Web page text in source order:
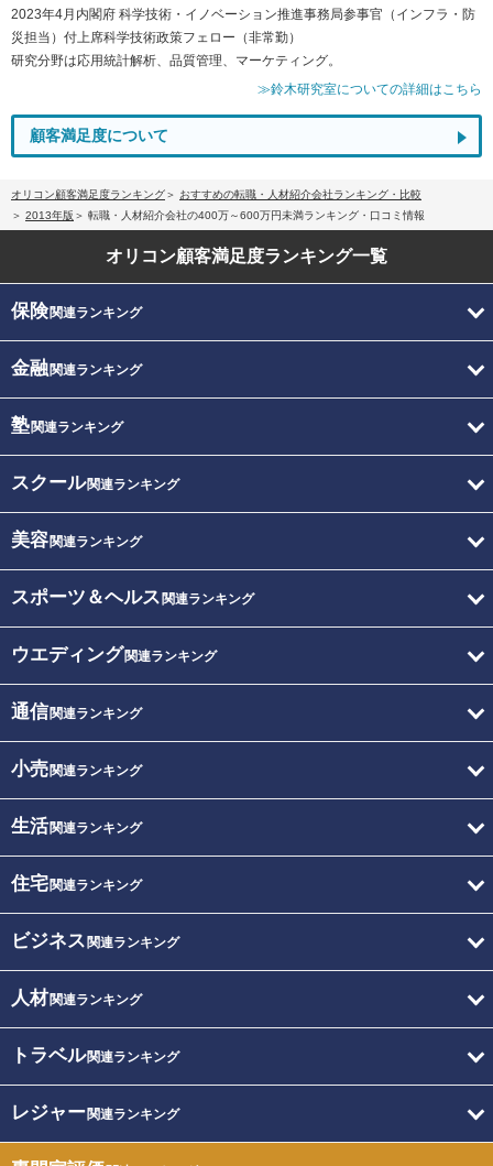
2023年4月内閣府 科学技術・イノベーション推進事務局参事官（インフラ・防
災担当）付上席科学技術政策フェロー（非常勤）
研究分野は応用統計解析、品質管理、マーケティング。
≫鈴木研究室についての詳細はこちら
顧客満足度について
オリコン顧客満足度ランキング
おすすめの転職・人材紹介会社ランキング・比較
2013年版
転職・人材紹介会社の400万～600万円未満ランキング・口コミ情報
オリコン顧客満足度ランキング一覧
保険関連ランキング
金融関連ランキング
塾関連ランキング
スクール関連ランキング
美容関連ランキング
スポーツ＆ヘルス 関連ランキング
ウエディング関連ランキング
通信関連ランキング
小売関連ランキング
生活関連ランキング
住宅関連ランキング
ビジネス 関連ランキング
人材関連ランキング
トラベル関連ランキング
レジャー関連ランキング